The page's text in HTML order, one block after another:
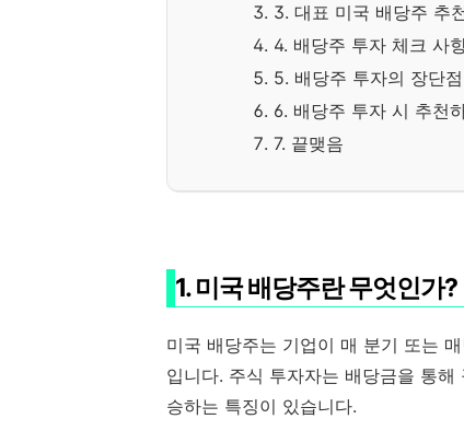
3. 대표 미국 배당주 추
4. 배당주 투자 체크 사
5. 배당주 투자의 장단점
6. 배당주 투자 시 추천
7. 끝맺음
1. 미국 배당주란 무엇인가?
미국 배당주는 기업이 매 분기 또는
입니다. 주식 투자자는 배당금을 통
승하는 특징이 있습니다.